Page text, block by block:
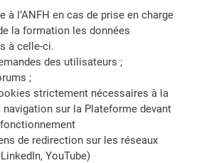
à l’ANFH en cas de prise en charge
la formation les données
à celle-ci.
des utilisateurs ;
;
strictement nécessaires à la
sur la Plateforme devant
de redirection sur les réseaux
YouTube)